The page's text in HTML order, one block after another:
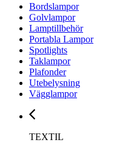
Bordslampor
Golvlampor
Lamptillbehör
Portabla Lampor
Spotlights
Taklampor
Plafonder
Utebelysning
Vägglampor
TEXTIL